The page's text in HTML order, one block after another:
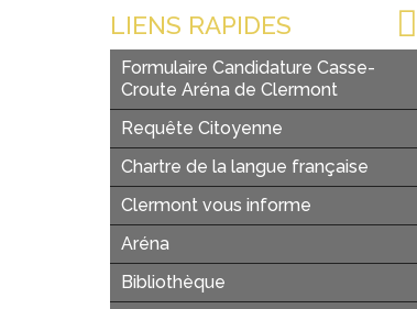
LIENS RAPIDES
Formulaire Candidature Casse-
Croute Aréna de Clermont
Requête Citoyenne
Chartre de la langue française
Clermont vous informe
Aréna
Bibliothèque